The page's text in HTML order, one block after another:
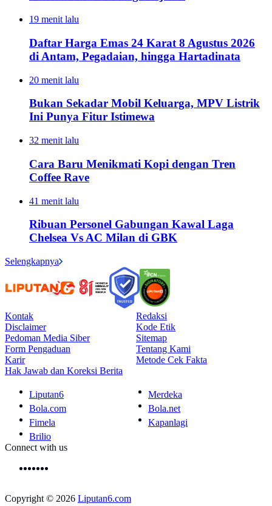
19 menit lalu
Daftar Harga Emas 24 Karat 8 Agustus 2026
di Antam, Pegadaian, hingga Hartadinata
20 menit lalu
Bukan Sekadar Mobil Keluarga, MPV Listrik
Ini Punya Fitur Istimewa
32 menit lalu
Cara Baru Menikmati Kopi dengan Tren
Coffee Rave
41 menit lalu
Ribuan Personel Gabungan Kawal Laga
Chelsea Vs AC Milan di GBK
Selengkapnya
Kontak
Redaksi
Disclaimer
Kode Etik
Pedoman Media Siber
Sitemap
Form Pengaduan
Tentang Kami
Karir
Metode Cek Fakta
Hak Jawab dan Koreksi Berita
Liputan6
Merdeka
Bola.com
Bola.net
Fimela
Kapanlagi
Brilio
Connect with us
Copyright © 2026 Liputan6.com